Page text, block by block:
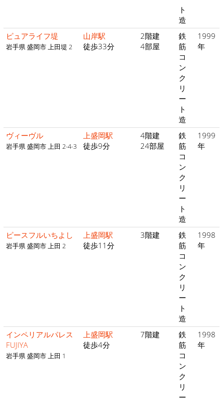
ト
造
ピュアライフ堤
岩手県 盛岡市 上田堤 2
山岸駅
徒歩33分
2階建
4部屋
鉄
筋
コ
ン
ク
リ
ー
ト
造
1999
年
ヴィーヴル
岩手県 盛岡市 上田 2-4-3
上盛岡駅
徒歩9分
4階建
24部屋
鉄
筋
コ
ン
ク
リ
ー
ト
造
1999
年
ピースフルいちよし
岩手県 盛岡市 上田 2
上盛岡駅
徒歩11分
3階建
鉄
筋
コ
ン
ク
リ
ー
ト
造
1998
年
インペリアルパレス
FUJIYA
岩手県 盛岡市 上田 1
上盛岡駅
徒歩4分
7階建
鉄
筋
コ
ン
ク
リ
ー
1998
年